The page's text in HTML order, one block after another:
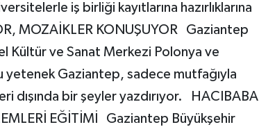
iş birliği kayıtlarına hazırlıklarına
MOZAİKLER KONUŞUYOR Gaziantep
Kültür ve Sanat Merkezi Polonya ve
yetenek Gaziantep, sadece mutfağıyla
dışında bir şeyler yazdırıyor. HACIBABA
EĞİTİMİ Gaziantep Büyükşehir